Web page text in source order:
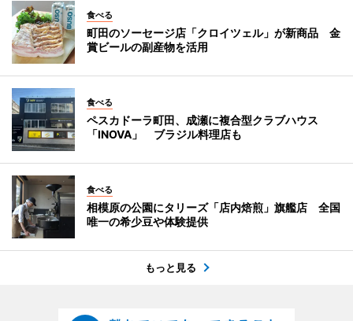
食べる
町田のソーセージ店「クロイツェル」が新商品 金
賞ビールの副産物を活用
食べる
ペスカドーラ町田、成瀬に複合型クラブハウス
「INOVA」 ブラジル料理店も
食べる
相模原の公園にタリーズ「店内焙煎」旗艦店 全国
唯一の希少豆や体験提供
もっと見る